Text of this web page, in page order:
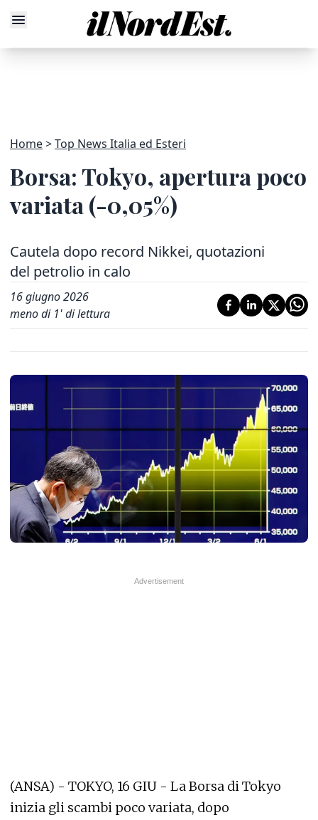
Home Top News Italia ed Esteri
Borsa: Tokyo, apertura poco
variata (-0,05%)
Cautela dopo record Nikkei, quotazioni
del petrolio in calo
16 giugno 2026
meno di 1' di lettura
(ANSA) - TOKYO, 16 GIU - La Borsa di Tokyo
inizia gli scambi poco variata, dopo